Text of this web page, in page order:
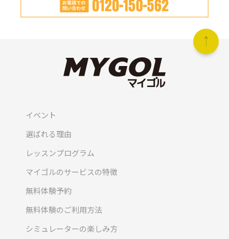
イベント
選ばれる理由
レッスンプログラム
マイゴルのサービスの特徴
無料体験予約
無料体験のご利用方法
シミュレーターの楽しみ方